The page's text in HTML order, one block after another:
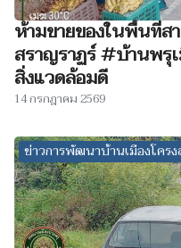
ห้ามขายของในพื้นที่
สราญราฏร์ #บ้านพรุ
สิ่งแวดล้อมดี
14 กรกฎาคม 2569
ข่าวการพัฒนาบ้านเมืองโคร